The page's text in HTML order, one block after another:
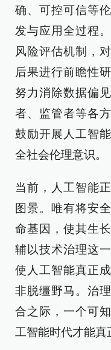
确、可控可信等
发与应用全过程
风险评估机制，
后果进行前瞻性
努力消除数据偏
者、监管者等各
鼓励开展人工智
全社会伦理意识。
当前，人工智能
图景。唯有将安
命基因，使其生
辅以技术治理这
使人工智能真正
非脱缰野马。治
合之际，一个可
工智能时代才能真